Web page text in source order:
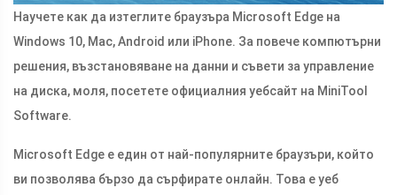
Научете как да изтеглите браузъра Microsoft Edge на
Windows 10, Mac, Android или iPhone. За повече компютърни
решения, възстановяване на данни и съвети за управление
на диска, моля, посетете официалния уебсайт на MiniTool
Software.
Microsoft Edge е един от най-популярните браузъри, който
ви позволява бързо да сърфирате онлайн. Това е уеб